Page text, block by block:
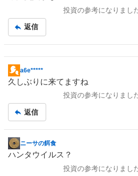
事
投資の参考になりまし
返信
掲
示
事
a6e*****
久しぶりに来てますね
投資の参考になりまし
返信
掲
示
ニーサの餌食
ハンタウイルス？
投資の参考になりまし